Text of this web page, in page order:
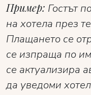
Пример: Гостът
на хотела през
Плащането се
се изпраща по
се актуализира
да уведоми